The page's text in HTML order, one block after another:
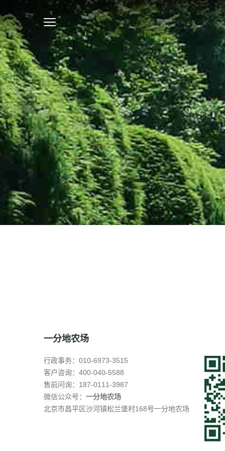
一分地农场
行政事务：010-6973-3515
客户咨询：400-040-5588
售前问询：187-0111-3987
微信公众号： 一分地农场
北京市昌平区沙河镇松兰堡村168号一分地农场